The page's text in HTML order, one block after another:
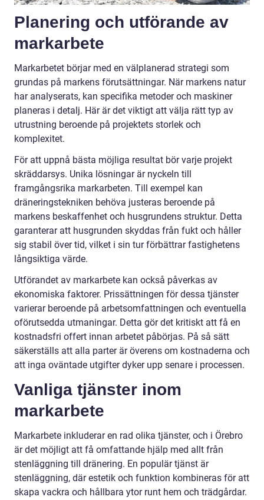
Planering och utförande av
markarbete
Markarbetet börjar med en välplanerad strategi som
grundas på markens förutsättningar. När markens natur
har analyserats, kan specifika metoder och maskiner
planeras i detalj. Här är det viktigt att välja rätt typ av
utrustning beroende på projektets storlek och
komplexitet.
För att uppnå bästa möjliga resultat bör varje projekt
skräddarsys. Unika lösningar är nyckeln till
framgångsrika markarbeten. Till exempel kan
dräneringstekniken behöva justeras beroende på
markens beskaffenhet och husgrundens struktur. Detta
garanterar att husgrunden skyddas från fukt och håller
sig stabil över tid, vilket i sin tur förbättrar fastighetens
långsiktiga värde.
Utförandet av markarbete kan också påverkas av
ekonomiska faktorer. Prissättningen för dessa tjänster
varierar beroende på arbetsomfattningen och eventuella
oförutsedda utmaningar. Detta gör det kritiskt att få en
kostnadsfri offert innan arbetet påbörjas. På så sätt
säkerställs att alla parter är överens om kostnaderna och
att inga oväntade utgifter dyker upp senare i processen.
Vanliga tjänster inom
markarbete
Markarbete inkluderar en rad olika tjänster, och i Örebro
är det möjligt att få omfattande hjälp med allt från
stenläggning till dränering. En populär tjänst är
stenläggning, där estetik och funktion kombineras för att
skapa vackra och hållbara ytor runt hem och trädgårdar.